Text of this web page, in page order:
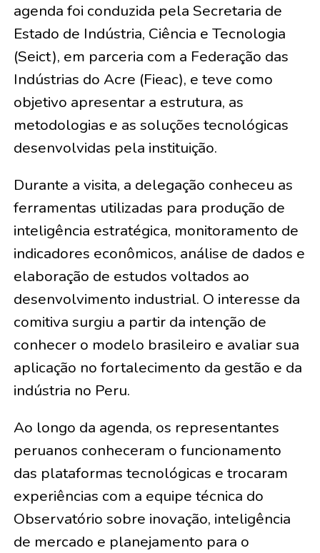
agenda foi conduzida pela Secretaria de
Estado de Indústria, Ciência e Tecnologia
(Seict), em parceria com a Federação das
Indústrias do Acre (Fieac), e teve como
objetivo apresentar a estrutura, as
metodologias e as soluções tecnológicas
desenvolvidas pela instituição.
Durante a visita, a delegação conheceu as
ferramentas utilizadas para produção de
inteligência estratégica, monitoramento de
indicadores econômicos, análise de dados e
elaboração de estudos voltados ao
desenvolvimento industrial. O interesse da
comitiva surgiu a partir da intenção de
conhecer o modelo brasileiro e avaliar sua
aplicação no fortalecimento da gestão e da
indústria no Peru.
Ao longo da agenda, os representantes
peruanos conheceram o funcionamento
das plataformas tecnológicas e trocaram
experiências com a equipe técnica do
Observatório sobre inovação, inteligência
de mercado e planejamento para o